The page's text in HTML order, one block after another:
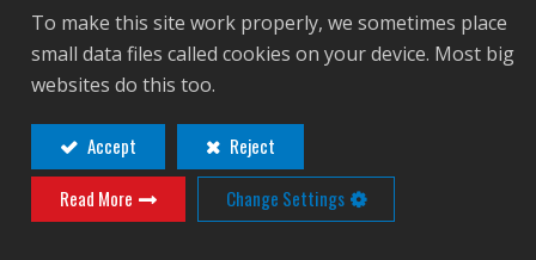
サインイン
繁體中文
Français 日本語
To make this site work properly, we sometimes place
small data files called cookies on your device. Most big
websites do this too.
Accept
Reject
Read More
Change Settings